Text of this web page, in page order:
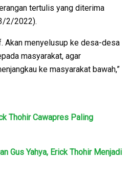
tertulis yang diterima
2/2022).
Akan menyelusup ke desa-desa
masyarakat, agar
ke masyarakat bawah,”
Thohir Cawapres Paling
Gus Yahya, Erick Thohir Menjadi